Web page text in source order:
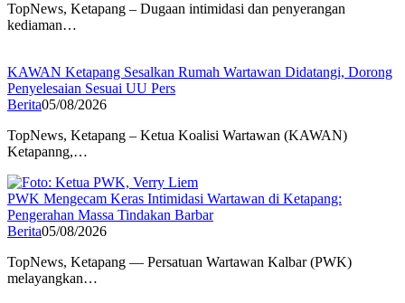
TopNews, Ketapang – Dugaan intimidasi dan penyerangan
kediaman…
KAWAN Ketapang Sesalkan Rumah Wartawan Didatangi, Dorong
Penyelesaian Sesuai UU Pers
Berita05/08/2026
TopNews, Ketapang – Ketua Koalisi Wartawan (KAWAN)
Ketapanng,…
PWK Mengecam Keras Intimidasi Wartawan di Ketapang:
Pengerahan Massa Tindakan Barbar
Berita05/08/2026
TopNews, Ketapang — Persatuan Wartawan Kalbar (PWK)
melayangkan…